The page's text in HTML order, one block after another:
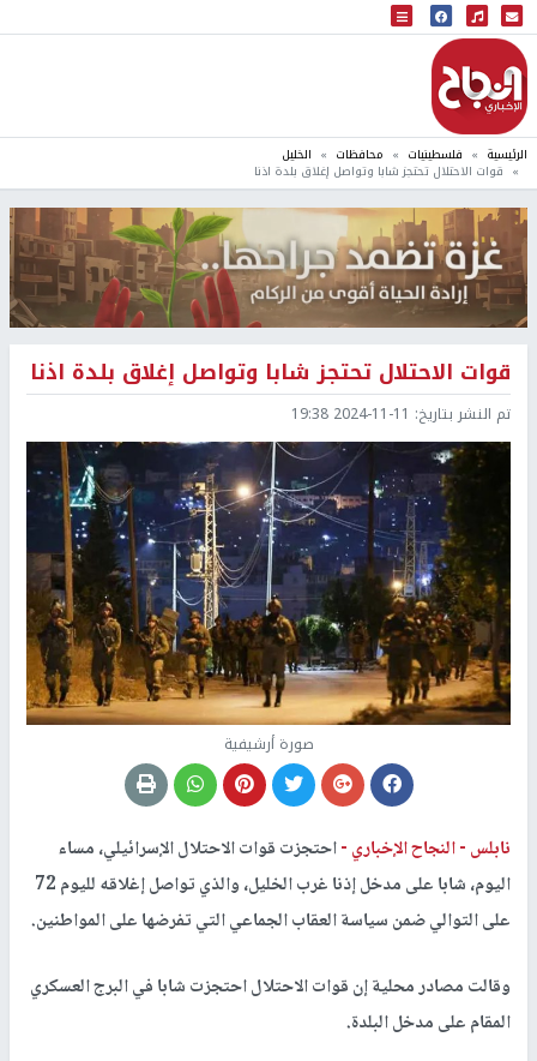
البث المباشر
إذاعة النجاح
الرئيسية فلسطينيات محافظات الخليل
قوات الاحتلال تحتجز شابا وتواصل إغلاق بلدة اذنا
قوات الاحتلال تحتجز شابا وتواصل إغلاق بلدة اذنا
تم النشر بتاريخ: 2024-11-11 19:38
صورة أرشيفية
نابلس -النجاح الإخباري -احتجزت قوات الاحتلال الإسرائيلي، مساء
اليوم، شابا على مدخل إذنا غرب الخليل، والذي تواصل إغلاقه لليوم 72
على التوالي ضمن سياسة العقاب الجماعي التي تفرضها على المواطنين.
وقالت مصادر محلية إن قوات الاحتلال احتجزت شابا في البرج العسكري
المقام على مدخل البلدة.